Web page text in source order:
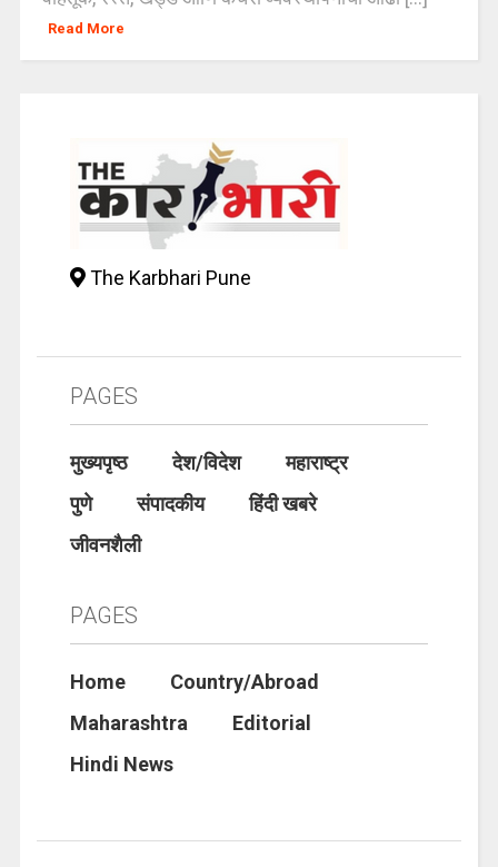
Read More
The Karbhari Pune
PAGES
मुख्यपृष्ठ देश/विदेश
महाराष्ट्र
पुणे
संपादकीय
हिंदी खबरे
जीवनशैली
PAGES
Home
Country/Abroad
Maharashtra
Editorial
Hindi News